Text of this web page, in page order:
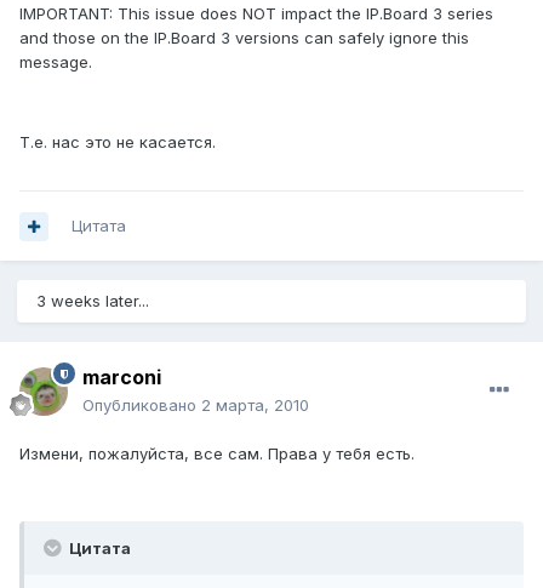
IMPORTANT: This issue does NOT impact the IP.Board 3 series
and those on the IP.Board 3 versions can safely ignore this
message.
Т.е. нас это не касается.
Цитата
3 weeks later...
marconi
Опубликовано 2 марта, 2010
Измени, пожалуйста, все сам. Права у тебя есть.
Цитата